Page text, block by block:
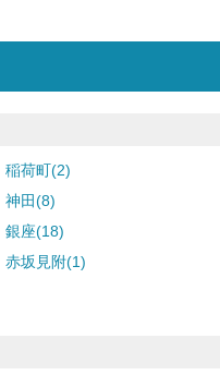
稲荷町(2)
神田(8)
銀座(18)
赤坂見附(1)